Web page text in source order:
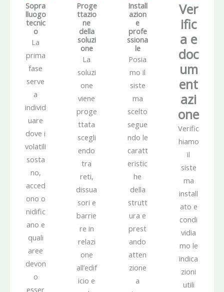
Sopra
lluogo
tecnic
o
La
prima
fase
serve
a
individ
uare
dove i
volatili
sosta
no,
acced
ono o
nidific
ano e
quali
aree
devon
o
esser
Proge
ttazio
ne
della
soluzi
one
La
soluzi
one
viene
proge
ttata
scegli
endo
tra
reti,
dissua
sori e
barrie
re in
relazi
one
all’edif
icio e
Install
azion
e
profe
ssiona
le
Posia
mo il
siste
ma
scelto
segue
ndo le
caratt
eristic
he
della
strutt
ura e
prest
ando
atten
zione
a
Ver
ific
a e
doc
um
ent
azi
one
Verific
hiamo
il
siste
ma
install
ato e
condi
vidia
mo le
indica
zioni
utili